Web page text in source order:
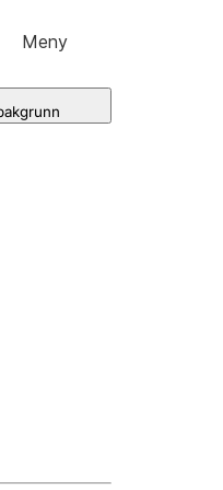
Meny